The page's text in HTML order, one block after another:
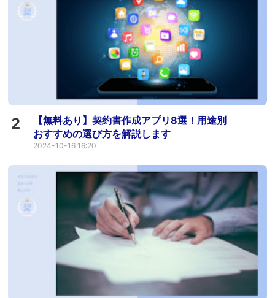
2
【無料あり】契約書作成アプリ8選！用途別
おすすめの選び方を解説します
2024-10-16 16:20